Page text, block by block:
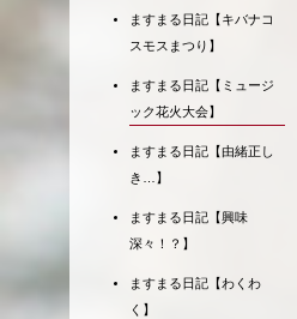
ますまる日記【キバナコ
スモスまつり】
ますまる日記【ミュージ
ック花火大会】
ますまる日記【由緒正し
き…】
ますまる日記【興味
深々！？】
ますまる日記【わくわ
く】